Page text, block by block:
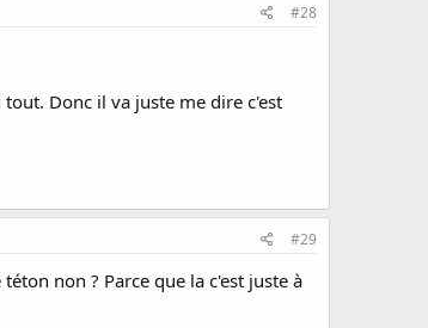
#28
Donc il va juste me dire c'est
#29
non ? Parce que la c'est juste à